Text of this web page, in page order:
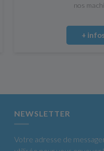
nos
+
NEWSLETTER
Votre adresse de